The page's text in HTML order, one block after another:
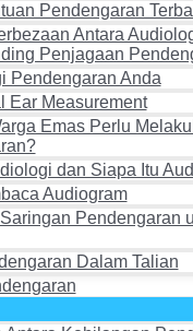
Pendengaran
Antara
Penjagaan
Pendengaran Anda
Ear Measurement
Emas Perlu
dan Siapa Itu
Audiogram
Pendengaran
Dalam Talian